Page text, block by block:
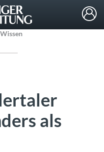
Wissen
als